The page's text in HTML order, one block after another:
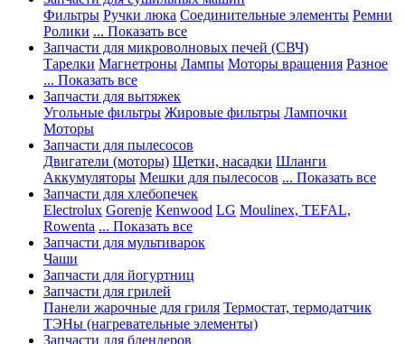
Фильтры Ручки люка Соединительные элементы Ремни
Ролики ... Показать все
Запчасти для микроволновых печей (СВЧ)
Тарелки Магнетроны Лампы Моторы вращения Разное
... Показать все
Запчасти для вытяжек
Угольные фильтры Жировые фильтры Лампочки
Моторы
Запчасти для пылесосов
Двигатели (моторы) Щетки, насадки Шланги
Аккумуляторы Мешки для пылесосов ... Показать все
Запчасти для хлебопечек
Electrolux Gorenje Kenwood LG Moulinex, TEFAL,
Rowenta ... Показать все
Запчасти для мультиварок
Чаши
Запчасти для йогуртниц
Запчасти для грилей
Панели жарочные для гриля Термостат, термодатчик
ТЭНы (нагревательные элементы)
Запчасти для блендеров